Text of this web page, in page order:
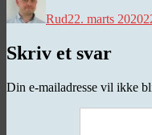
Rud22. marts 2020
Skriv et svar
Din e-mailadresse vil ikke